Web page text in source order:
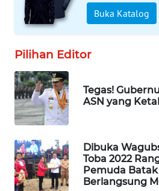
Buka Katalog
Pilihan Editor
Tegas!
ASN yang
Dibuka
Toba 2022
Pemuda
Berlangsung
WAHANA
TANI
WAHANA
WAHANA
INFRASTRUKTUR
WAHANA
KONSUMEN
WAHANA